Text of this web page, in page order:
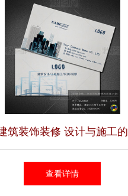
筑装饰装修 设计与施工的
完美融合
查看详情